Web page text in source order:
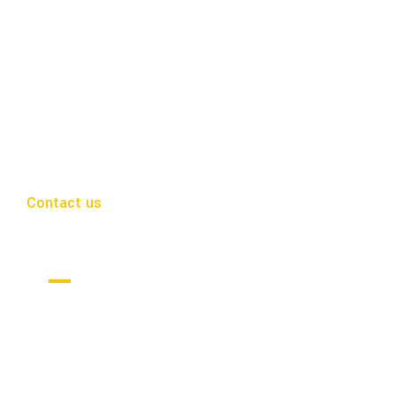
Contact us